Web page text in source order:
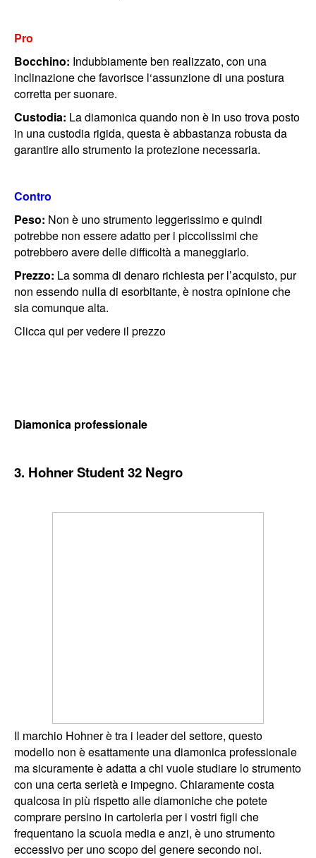
Pro
Bocchino: Indubbiamente ben realizzato, con una
inclinazione che favorisce l‘assunzione di una postura
corretta per suonare.
Custodia: La diamonica quando non è in uso trova posto
in una custodia rigida, questa è abbastanza robusta da
garantire allo strumento la protezione necessaria.
Contro
Peso: Non è uno strumento leggerissimo e quindi
potrebbe non essere adatto per i piccolissimi che
potrebbero avere delle difficoltà a maneggiarlo.
Prezzo: La somma di denaro richiesta per l’acquisto, pur
non essendo nulla di esorbitante, è nostra opinione che
sia comunque alta.
Clicca qui per vedere il prezzo
Diamonica professionale
3. Hohner Student 32 Negro
Il marchio Hohner è tra i leader del settore, questo
modello non è esattamente una diamonica professionale
ma sicuramente è adatta a chi vuole studiare lo strumento
con una certa serietà e impegno. Chiaramente costa
qualcosa in più rispetto alle diamoniche che potete
comprare persino in cartoleria per i vostri figli che
frequentano la scuola media e anzi, è uno strumento
eccessivo per uno scopo del genere secondo noi.